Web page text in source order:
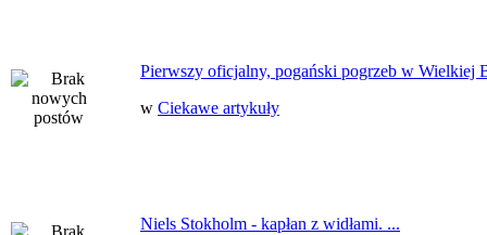
Pierwszy oficjalny, pogański pogrzeb w Wielkiej
w Ciekawe artykuły
Niels Stokholm - kapłan z widłami. ...